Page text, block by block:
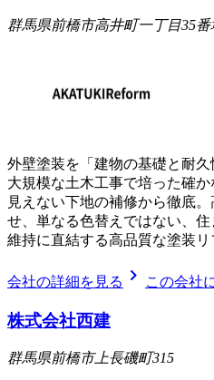
群馬県前橋市高井町一丁目35番
外壁塗装を「建物の基礎と耐久
大規模な土木工事で培った確
見えない下地の補修から徹底
せ、単なる色替えではない、
維持に直結する高品質な塗装リ
会社の詳細を見る chevron_right この会社
株式会社西建
群馬県前橋市上長磯町315